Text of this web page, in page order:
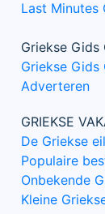
Last Minutes
Griekse Gids
Griekse Gids
Adverteren
GRIEKSE
De Griekse
Populaire
Onbekende
Kleine